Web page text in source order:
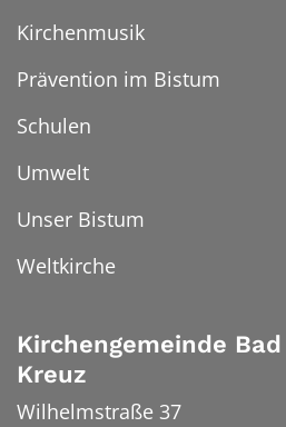
Kirchenmusik
Prävention im Bistum
Schulen
Umwelt
Unser Bistum
Weltkirche
Kirchengemeinde
Kreuz
Wilhelmstraße 37